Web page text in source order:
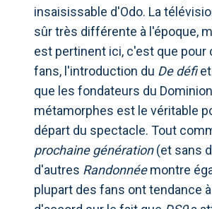
insaisissable d'Odo. La
sûr très différente à l'époque,
est pertinent ici, c'est que pour
fans, l'introduction du De défiet
que les fondateurs du
métamorphes est le véritable
départ du spectacle. Tout
prochaine génération(et sans
d'autres Randonnéemontre
plupart des fans ont tendance